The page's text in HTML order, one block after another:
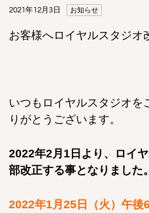
2021年12月3日 お知らせ
お客様へロイヤルスタジオ
いつもロイヤルスタジオを
りがとうございます。
2022年2月1日より、ロイ
部改正する事となりました。
2022年1月25日（火）午後